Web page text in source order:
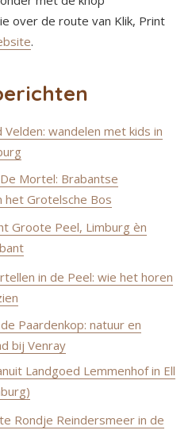
over de route van Klik, Print
.
Velden: wandelen met kids in
Mortel: Brabantse
het Grotelsche Bos
Groote Peel, Limburg èn
in de Peel: wie het horen
Paardenkop: natuur en
bij Venray
Landgoed Lemmenhof in Ell
Rondje Reindersmeer in de